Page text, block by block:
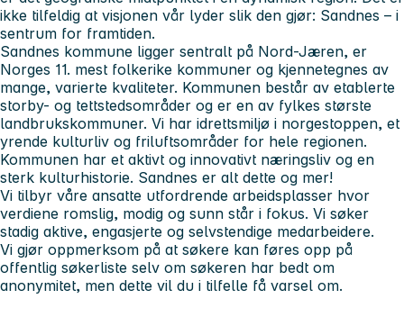
ikke tilfeldig at visjonen vår lyder slik den gjør: Sandnes – i
sentrum for framtiden.
Sandnes kommune ligger sentralt på Nord-Jæren, er
Norges 11. mest folkerike kommuner og kjennetegnes av
mange, varierte kvaliteter. Kommunen består av etablerte
storby- og tettstedsområder og er en av fylkes største
landbrukskommuner. Vi har idrettsmiljø i norgestoppen, et
yrende kulturliv og friluftsområder for hele regionen.
Kommunen har et aktivt og innovativt næringsliv og en
sterk kulturhistorie. Sandnes er alt dette og mer!
Vi tilbyr våre ansatte utfordrende arbeidsplasser hvor
verdiene romslig, modig og sunn står i fokus. Vi søker
stadig aktive, engasjerte og selvstendige medarbeidere.
Vi gjør oppmerksom på at søkere kan føres opp på
offentlig søkerliste selv om søkeren har bedt om
anonymitet, men dette vil du i tilfelle få varsel om.